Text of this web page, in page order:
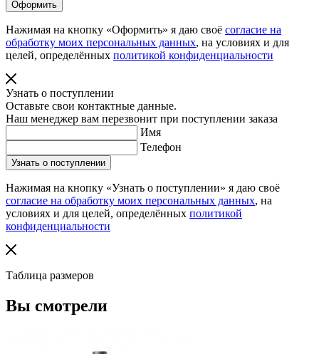
Нажимая на кнопку «Оформить» я даю своё согласие на
обработку моих персональных данных, на условиях и для
целей, определённых политикой конфиденциальности
Узнать о поступлении
Оставьте свои контактные данные.
Наш менеджер вам перезвонит при поступлении заказа
Имя
Телефон
Нажимая на кнопку «Узнать о поступлении» я даю своё
согласие на обработку моих персональных данных, на
условиях и для целей, определённых политикой
конфиденциальности
Таблица размеров
Вы смотрели